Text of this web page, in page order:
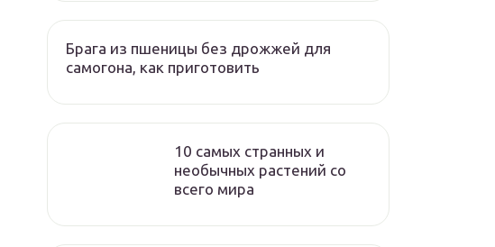
Брага из пшеницы без дрожжей для
самогона, как приготовить
10 самых странных и
необычных растений со
всего мира